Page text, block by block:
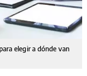
elegir a dónde van